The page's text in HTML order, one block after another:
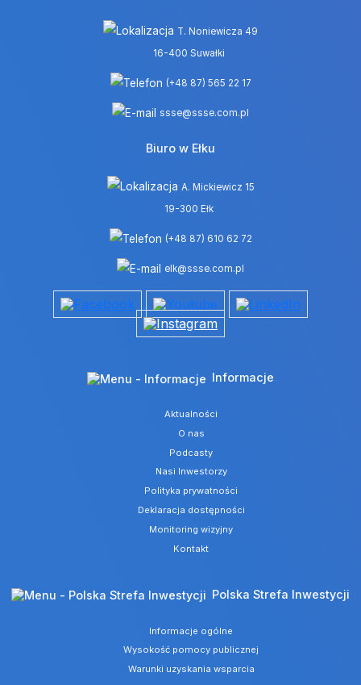
T. Noniewicza 49
16-400 Suwałki
(+48 87) 565 22 17
ssse@ssse.com.pl
Biuro w Ełku
A. Mickiewicz 15
19-300 Ełk
(+48 87) 610 62 72
elk@ssse.com.pl
Informacje
Aktualności
O nas
Podcasty
Nasi Inwestorzy
Polityka prywatności
Deklaracja dostępności
Monitoring wizyjny
Kontakt
Polska Strefa Inwestycji
Informacje ogólne
Wysokość pomocy publicznej
Warunki uzyskania wsparcia